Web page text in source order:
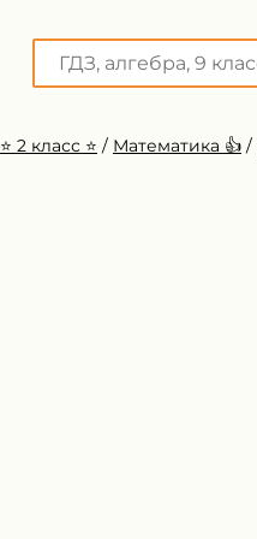
⭐️ 2 класс ⭐️ / Математика 👍 /